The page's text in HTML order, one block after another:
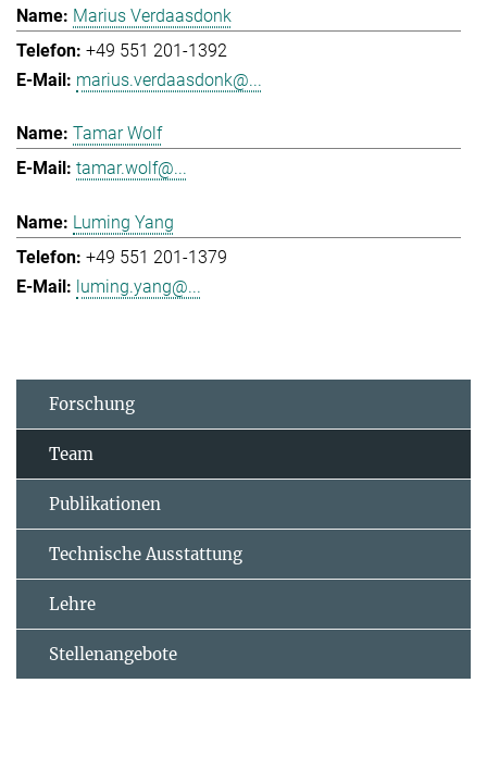
Marius Verdaasdonk
+49 551 201-1392
marius.verdaasdonk@...
Tamar Wolf
tamar.wolf@...
Luming Yang
+49 551 201-1379
luming.yang@...
Forschung
Team
Publikationen
Technische Ausstattung
Lehre
Stellenangebote